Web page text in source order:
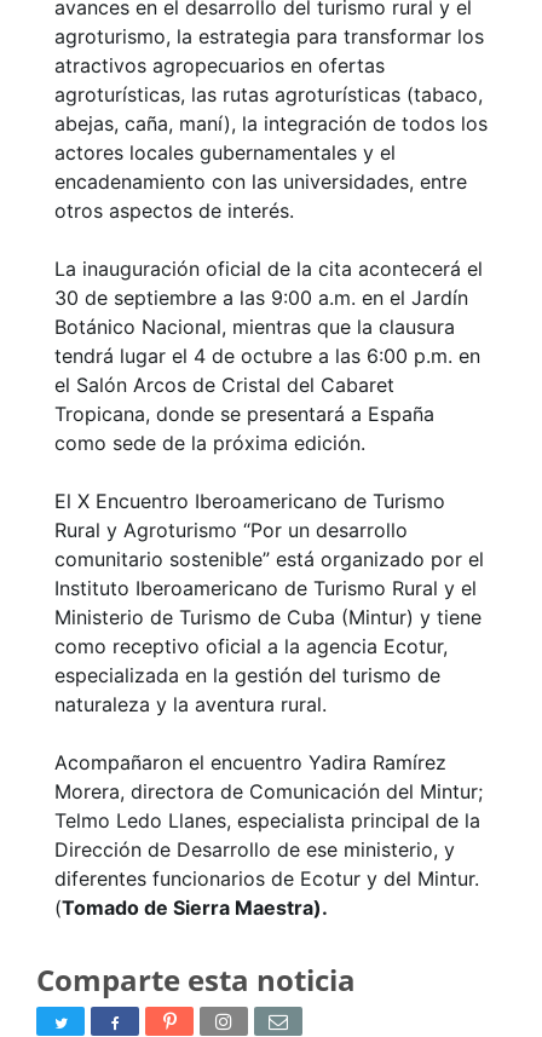
avances en el desarrollo del turismo rural y el
agroturismo, la estrategia para transformar los
atractivos agropecuarios en ofertas
agroturísticas, las rutas agroturísticas (tabaco,
abejas, caña, maní), la integración de todos los
actores locales gubernamentales y el
encadenamiento con las universidades, entre
otros aspectos de interés.
La inauguración oficial de la cita acontecerá el
30 de septiembre a las 9:00 a.m. en el Jardín
Botánico Nacional, mientras que la clausura
tendrá lugar el 4 de octubre a las 6:00 p.m. en
el Salón Arcos de Cristal del Cabaret
Tropicana, donde se presentará a España
como sede de la próxima edición.
El X Encuentro Iberoamericano de Turismo
Rural y Agroturismo “Por un desarrollo
comunitario sostenible” está organizado por el
Instituto Iberoamericano de Turismo Rural y el
Ministerio de Turismo de Cuba (Mintur) y tiene
como receptivo oficial a la agencia Ecotur,
especializada en la gestión del turismo de
naturaleza y la aventura rural.
Acompañaron el encuentro Yadira Ramírez
Morera, directora de Comunicación del Mintur;
Telmo Ledo Llanes, especialista principal de la
Dirección de Desarrollo de ese ministerio, y
diferentes funcionarios de Ecotur y del Mintur.
(Tomado de Sierra Maestra).
Comparte esta noticia